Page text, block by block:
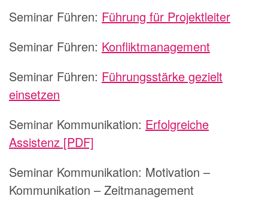
Seminar Führen: Führung für Projektleiter
Seminar Führen: Konfliktmanagement
Seminar Führen: Führungsstärke gezielt
einsetzen
Seminar Kommunikation: Erfolgreiche
Assistenz [PDF]
Seminar Kommunikation: Motivation –
Kommunikation – Zeitmanagement